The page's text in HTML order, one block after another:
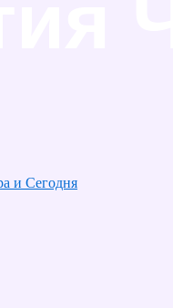
и Сегодня